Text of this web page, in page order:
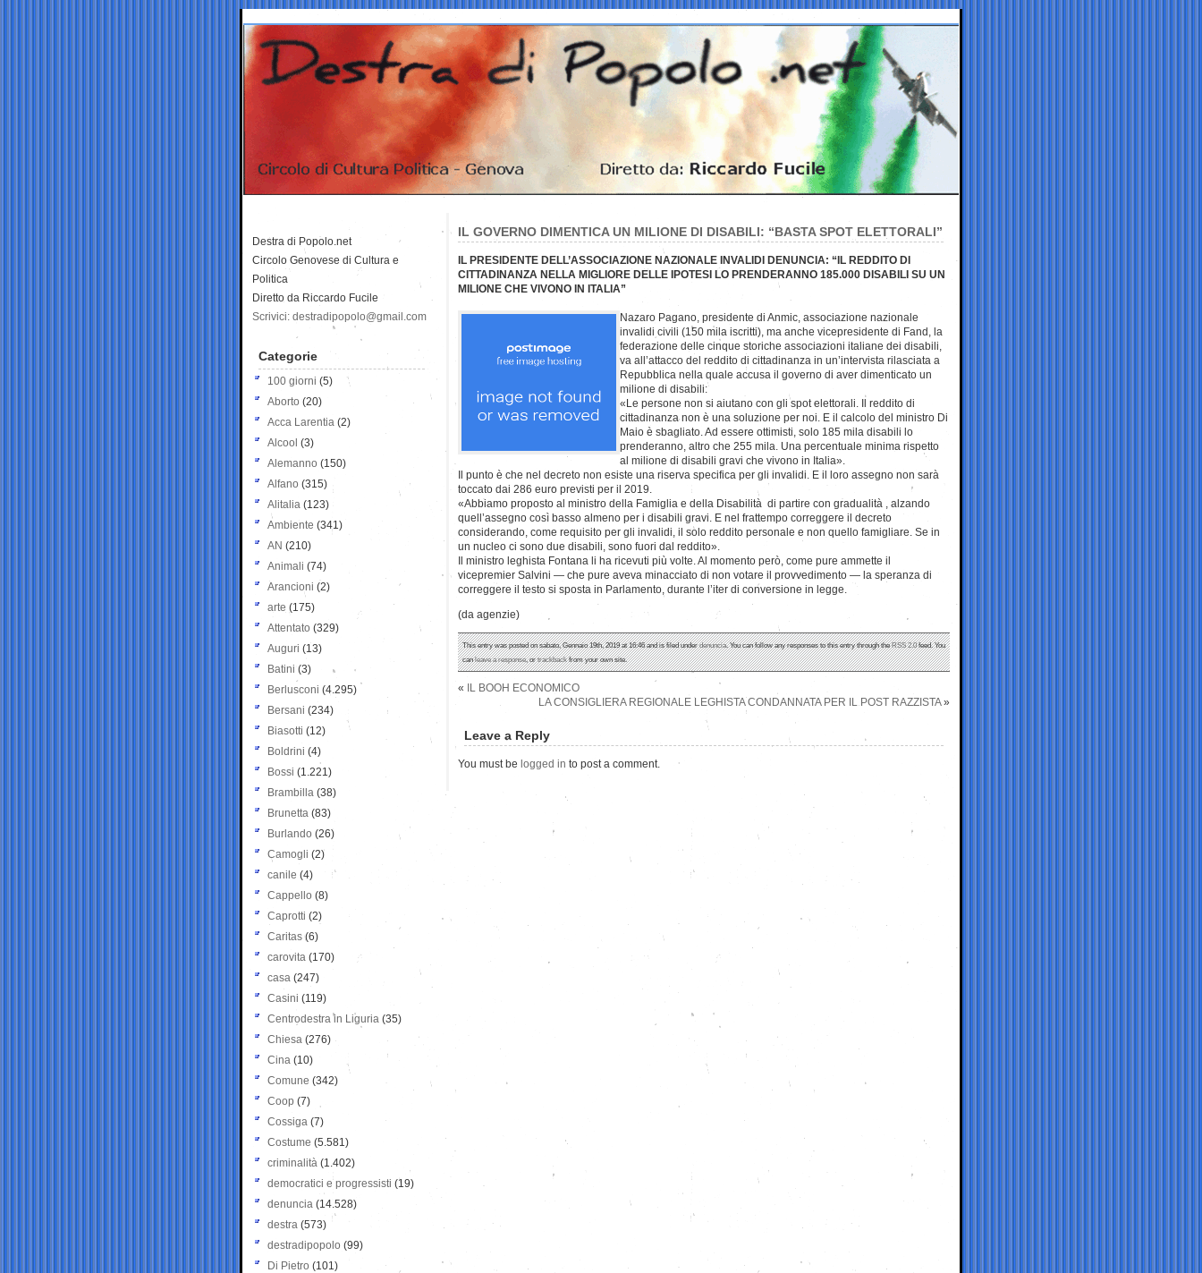
IL GOVERNO DIMENTICA UN MILIONE DI DISABILI: “BASTA SPOT ELETTORALI”
IL PRESIDENTE DELL’ASSOCIAZIONE NAZIONALE INVALIDI DENUNCIA: “IL REDDITO DI
CITTADINANZA NELLA MIGLIORE DELLE IPOTESI LO PRENDERANNO 185.000 DISABILI SU UN
MILIONE CHE VIVONO IN ITALIA”
Nazaro Pagano, presidente di Anmic, associazione nazionale
invalidi civili (150 mila iscritti), ma anche vicepresidente di Fand, la
federazione delle cinque storiche associazioni italiane dei disabili,
va all’attacco del reddito di cittadinanza in un’intervista rilasciata a
Repubblica nella quale accusa il governo di aver dimenticato un
milione di disabili:
«Le persone non si aiutano con gli spot elettorali. Il reddito di
cittadinanza non è una soluzione per noi. E il calcolo del ministro Di
Maio è sbagliato. Ad essere ottimisti, solo 185 mila disabili lo
prenderanno, altro che 255 mila. Una percentuale minima rispetto
al milione di disabili gravi che vivono in Italia».
Il punto è che nel decreto non esiste una riserva specifica per gli invalidi. E il loro assegno non sarà
toccato dai 286 euro previsti per il 2019.
«Abbiamo proposto al ministro della Famiglia e della Disabilità di partire con gradualità , alzando
quell’assegno così basso almeno per i disabili gravi. E nel frattempo correggere il decreto
considerando, come requisito per gli invalidi, il solo reddito personale e non quello famigliare. Se in
un nucleo ci sono due disabili, sono fuori dal reddito».
Il ministro leghista Fontana li ha ricevuti più volte. Al momento però, come pure ammette il
vicepremier Salvini — che pure aveva minacciato di non votare il provvedimento — la speranza di
correggere il testo si sposta in Parlamento, durante l’iter di conversione in legge.
(da agenzie)
This entry was posted on sabato, Gennaio 19th, 2019 at 16:46 and is filed underdenuncia. You can follow any responses to this entry through theRSS 2.0feed. You
canleave a response, ortrackbackfrom your own site.
«
IL BOOH ECONOMICO
LA CONSIGLIERA REGIONALE LEGHISTA CONDANNATA PER IL POST RAZZISTA»
Leave a Reply
You must be logged in to post a comment.
Destra di Popolo.net
Circolo Genovese di Cultura e
Politica
Diretto da Riccardo Fucile
Scrivici: destradipopolo@gmail.com
Categorie
100 giorni (5)
Aborto (20)
Acca Larentia (2)
Alcool (3)
Alemanno (150)
Alfano (315)
Alitalia (123)
Ambiente (341)
AN (210)
Animali (74)
Arancioni (2)
arte (175)
Attentato (329)
Auguri (13)
Batini (3)
Berlusconi (4.295)
Bersani (234)
Biasotti (12)
Boldrini (4)
Bossi (1.221)
Brambilla (38)
Brunetta (83)
Burlando (26)
Camogli (2)
canile (4)
Cappello (8)
Caprotti (2)
Caritas (6)
carovita (170)
casa (247)
Casini (119)
Centrodestra in Liguria (35)
Chiesa (276)
Cina (10)
Comune (342)
Coop (7)
Cossiga (7)
Costume (5.581)
criminalità (1.402)
democratici e progressisti (19)
denuncia (14.528)
destra (573)
destradipopolo (99)
Di Pietro (101)